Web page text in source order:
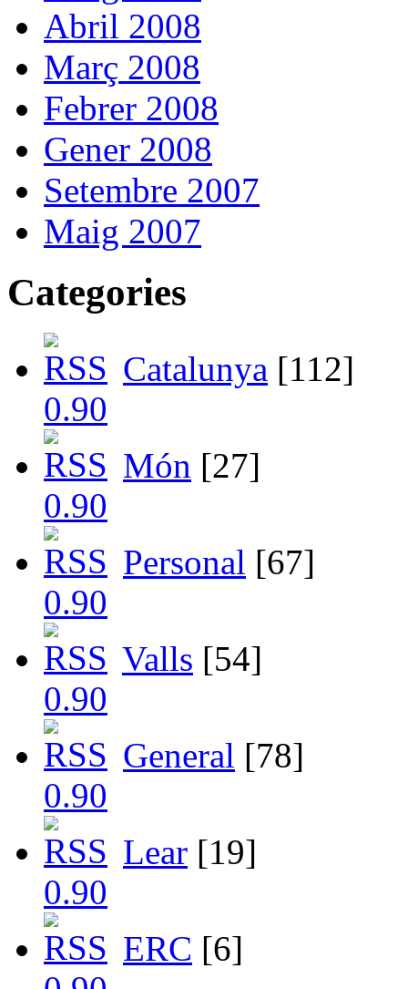
Abril 2008
Març 2008
Febrer 2008
Gener 2008
Setembre 2007
Maig 2007
Categories
Catalunya [112]
Món [27]
Personal [67]
Valls [54]
General [78]
Lear [19]
ERC [6]